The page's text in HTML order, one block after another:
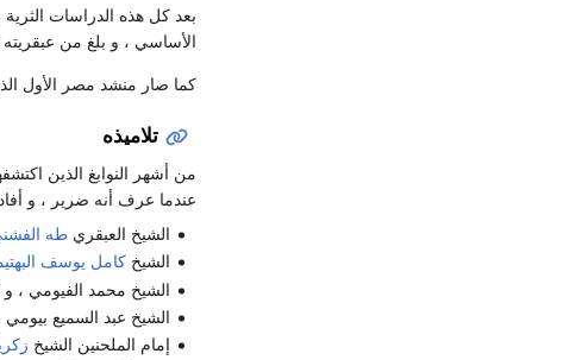
بعد كل هذه الدراسات
الأساسي ، و بلغ من
كما صار منشد مصر الأول
تلاميذه
من أشهر النوابغ الذين
عندما عرف أنه ضرير ، و
الشيخ العبقريطه
الشيخكامل يوسف
الشيخ محمد الفيومي ، و
الشيخ عبد السميع
إمام الملحنين الشيخ